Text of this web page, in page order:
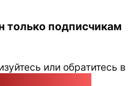
только подписчикам
или обратитесь в